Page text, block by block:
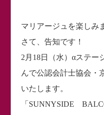
マリアージュを楽しみ
さて、告知です！
2月18日（水）αステー
んで公認会計士協会・
いたします。
「SUNNYSIDE